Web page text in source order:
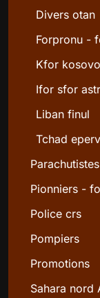
Divers otan
Forpronu -
Kfor kosovo
Ifor sfor
Liban finul
Tchad
Parachutistes
Pionniers -
Police crs
Pompiers
Promotions
Sahara nord